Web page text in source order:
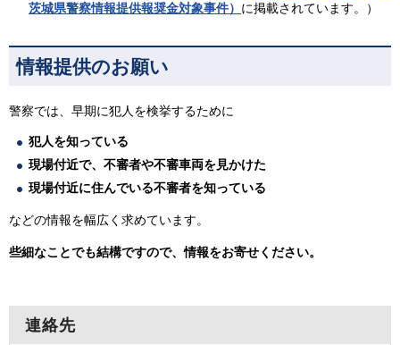
茨城県警察情報提供報奨金対象事件） に掲載されています。）
情報提供のお願い
警察では、早期に犯人を検挙するために
犯人を知っている
現場付近で、不審者や不審車両を見かけた
現場付近に住んでいる不審者を知っている
などの情報を幅広く求めています。
些細なことでも結構ですので、情報をお寄せください。
連絡先